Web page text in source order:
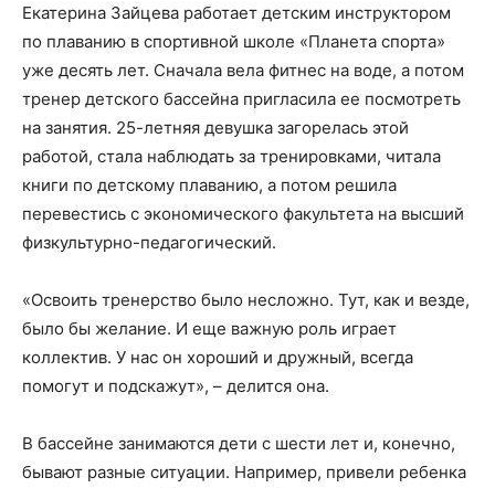
Екатерина Зайцева работает детским инструктором
по плаванию в спортивной школе «Планета спорта»
уже десять лет. Сначала вела фитнес на воде, а потом
тренер детского бассейна пригласила ее посмотреть
на занятия. 25-летняя девушка загорелась этой
работой, стала наблюдать за тренировками, читала
книги по детскому плаванию, а потом решила
перевестись с экономического факультета на высший
физкультурно-педагогический.
«Освоить тренерство было несложно. Тут, как и везде,
было бы желание. И еще важную роль играет
коллектив. У нас он хороший и дружный, всегда
помогут и подскажут», – делится она.
В бассейне занимаются дети с шести лет и, конечно,
бывают разные ситуации. Например, привели ребенка